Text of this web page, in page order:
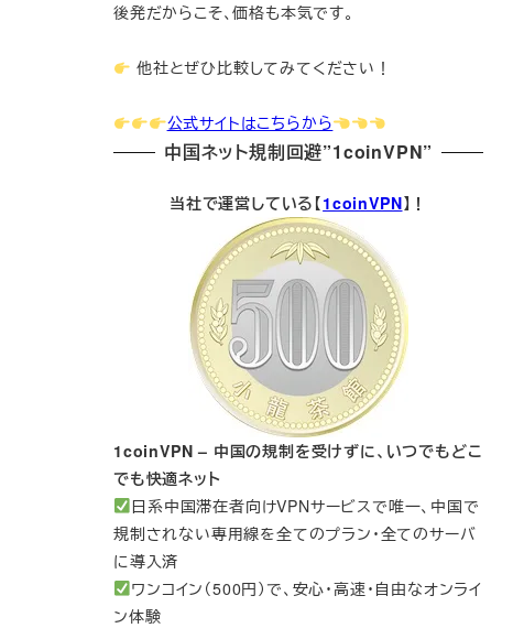
後発だからこそ、価格も本気です。
他社とぜひ比較してみてください！
公式サイトはこちらから
中国ネット規制回避”1coinVPN”
当社で運営している【1coinVPN】！
1coinVPN – 中国の規制を受けずに、いつでもどこ
でも快適ネット
日系中国滞在者向けVPNサービスで唯一、中国で
規制されない専用線を全てのプラン・全てのサーバ
に導入済
ワンコイン（500円）で、安心・高速・自由なオンライ
ン体験